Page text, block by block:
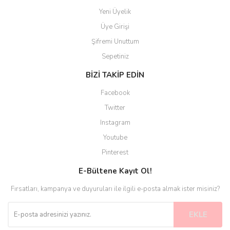
Yeni Üyelik
Üye Girişi
Şifremi Unuttum
Sepetiniz
BİZİ TAKİP EDİN
Facebook
Twitter
Instagram
Youtube
Pinterest
E-Bültene Kayıt Ol!
Fırsatları, kampanya ve duyuruları ile ilgili e-posta almak ister misiniz?
EKLE